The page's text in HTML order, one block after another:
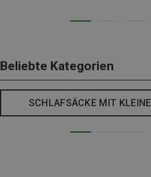
Beliebte Kategorien
SCHLAFSÄCKE MIT